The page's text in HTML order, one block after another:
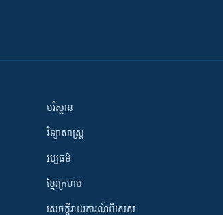
បរិស្ថាន
វិទ្យាសាស្រ្ត
វប្បធម៌
ខ្មែរក្រហម
សេចក្តីរាយការណ៍ពិសេស